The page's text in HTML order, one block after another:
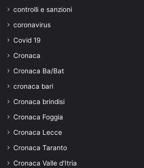
controlli e sanzioni
coronavirus
Covid 19
Cronaca
Cronaca Ba/Bat
cronaca bari
Cronaca brindisi
Cronaca Foggia
Cronaca Lecce
Cronaca Taranto
Cronaca Valle d'Itria